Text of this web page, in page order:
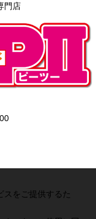
門店
スをご提供するた